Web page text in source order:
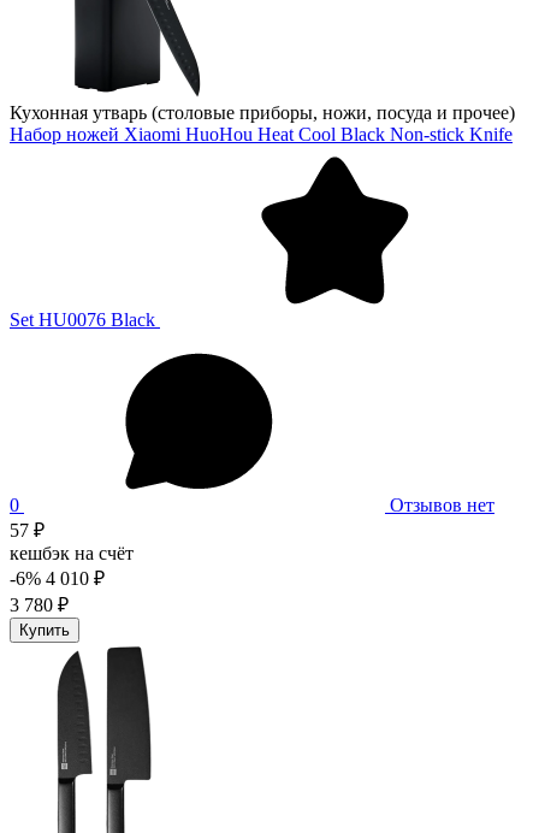
Кухонная утварь (столовые приборы, ножи, посуда и прочее)
Набор ножей Xiaomi HuoHou Heat Cool Black Non-stick Knife
Set HU0076 Black
0
Отзывов нет
57 ₽
кешбэк на счёт
-6% 4 010 ₽
3 780 ₽
Купить